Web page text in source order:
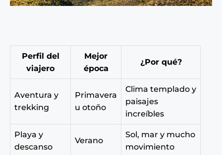
Perfil del
viajero
Mejor
época
¿Por qué?
Aventura y
trekking
Primavera
u otoño
Clima templado y
paisajes
increíbles
Playa y
descanso
Verano
Sol, mar y mucho
movimiento